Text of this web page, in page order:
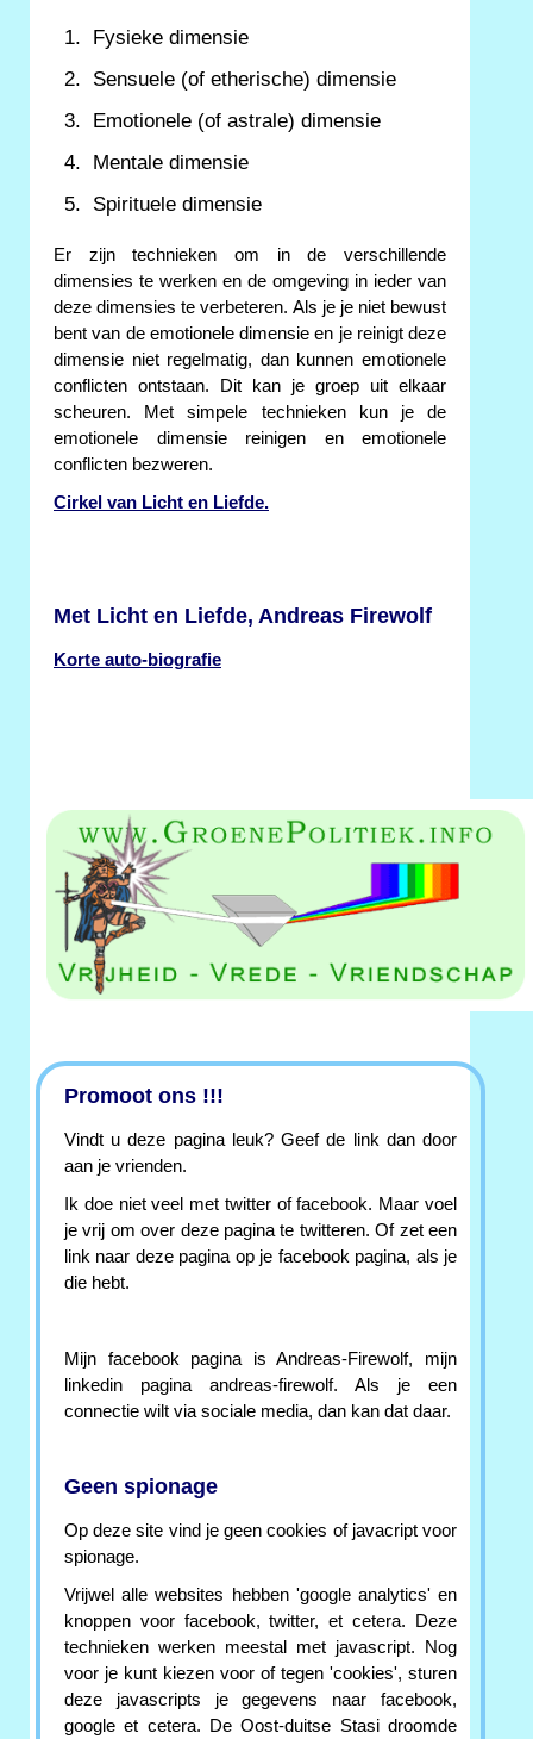
Fysieke dimensie
Sensuele (of etherische) dimensie
Emotionele (of astrale) dimensie
Mentale dimensie
Spirituele dimensie
Er zijn technieken om in de verschillende
dimensies te werken en de omgeving in ieder van
deze dimensies te verbeteren. Als je je niet bewust
bent van de emotionele dimensie en je reinigt deze
dimensie niet regelmatig, dan kunnen emotionele
conflicten ontstaan. Dit kan je groep uit elkaar
scheuren. Met simpele technieken kun je de
emotionele dimensie reinigen en emotionele
conflicten bezweren.
Cirkel van Licht en Liefde.
Met Licht en Liefde, Andreas Firewolf
Korte auto-biografie
Promoot ons !!!
Vindt u deze pagina leuk? Geef de link dan door
aan je vrienden.
Ik doe niet veel met twitter of facebook. Maar voel
je vrij om over deze pagina te twitteren. Of zet een
link naar deze pagina op je facebook pagina, als je
die hebt.
Mijn facebook pagina is Andreas-Firewolf, mijn
linkedin pagina andreas-firewolf. Als je een
connectie wilt via sociale media, dan kan dat daar.
Geen spionage
Op deze site vind je geen cookies of javacript voor
spionage.
Vrijwel alle websites hebben 'google analytics' en
knoppen voor facebook, twitter, et cetera. Deze
technieken werken meestal met javascript. Nog
voor je kunt kiezen voor of tegen 'cookies', sturen
deze javascripts je gegevens naar facebook,
google et cetera. De Oost-duitse Stasi droomde